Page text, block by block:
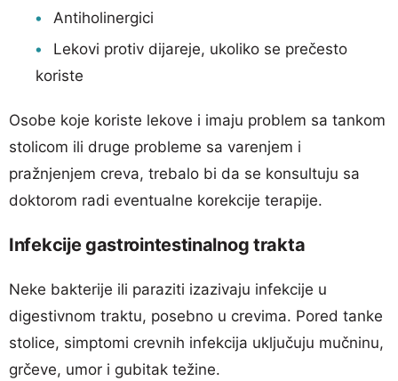
Antiholinergici
Lekovi protiv dijareje, ukoliko se prečesto
koriste
Osobe koje koriste lekove i imaju problem sa tankom
stolicom ili druge probleme sa varenjem i
pražnjenjem creva, trebalo bi da se konsultuju sa
doktorom radi eventualne korekcije terapije.
Infekcije gastrointestinalnog trakta
Neke bakterije ili paraziti izazivaju infekcije u
digestivnom traktu, posebno u crevima. Pored tanke
stolice, simptomi crevnih infekcija uključuju mučninu,
grčeve, umor i gubitak težine.